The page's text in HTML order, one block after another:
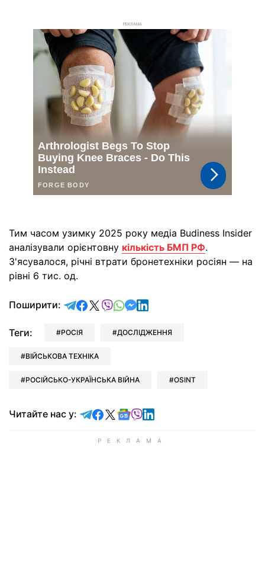
РЕКЛАМА
Тим часом узимку 2025 року медіа Budiness Insider
аналізували орієнтовну кількість БМП РФ.
З'ясувалося, річні втрати бронетехніки росіян — на
рівні 6 тис. од.
Поширити: відправити у Telegram
поділитись у Facebook
поділитись у X
відправити у Viber
відправити у Whatsapp
відправити у Messenger
відправити у LinkedIn
Теги: РОСІЯ ДОСЛІДЖЕННЯ
ВІЙСЬКОВА ТЕХНІКА
РОСІЙСЬКО-УКРАЇНСЬКА ВІЙНА OSINT
Читайте нас у: Читайте у Telegram
Читайте у Facebook
Читайте у X
Читайте у Google news
Читайте у Viber
Читайте у LinkedIn